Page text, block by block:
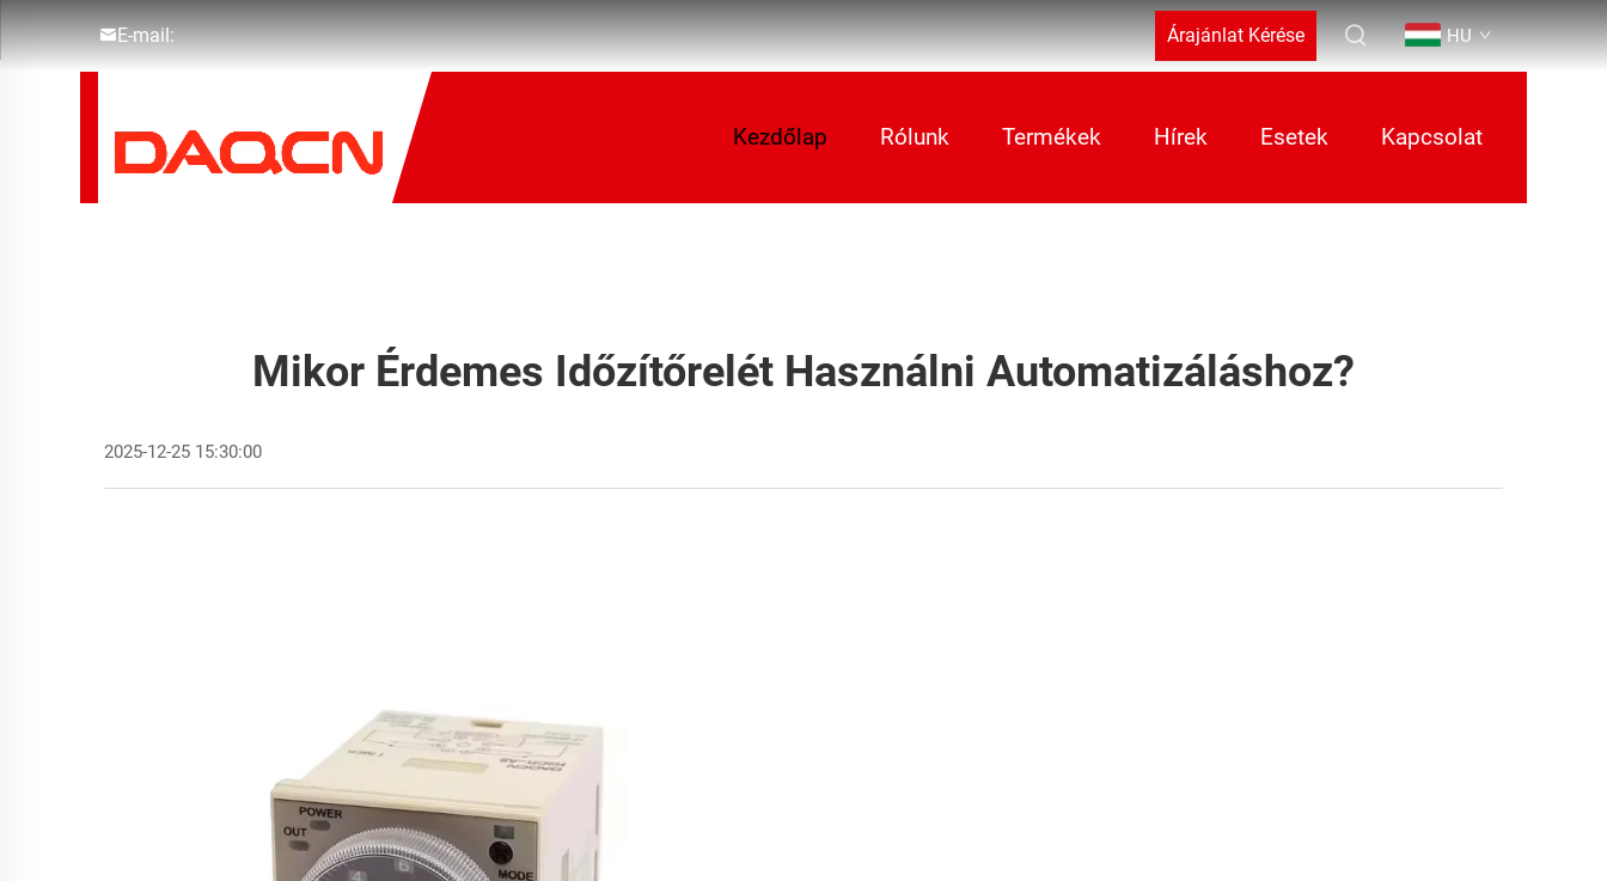
E-mail: Árajánlat Kérése HU
Kezdőlap Rólunk Termékek Hírek Esetek Kapcsolat
Mikor Érdemes Időzítőrelét Használni Automatizáláshoz?
2025-12-25 15:30:00